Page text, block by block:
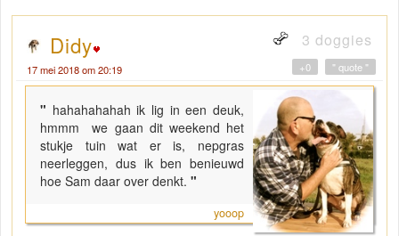
Didy 3 doggies
17 mei 2018 om 20:19 " quote "
+0
" hahahahahah ik lig in een deuk,
hmmm we gaan dit weekend het
stukje tuin wat er is, nepgras
neerleggen, dus ik ben benieuwd
hoe Sam daar over denkt. "
yooop